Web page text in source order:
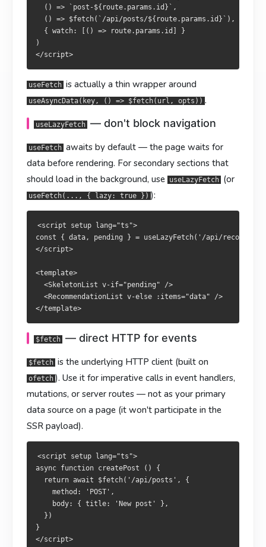
useLazyFetch —— 不阻塞导航
useFetch 默认
，整个页面要等数据就位才渲染。次要内容
可以用 useLazyFetch
台加载：
<script setup lang="ts">
</script>
<template>
  <SkeletonList v-if="pending" />
  <RecommendationList v-else :items="data" />
$fetch —— 事件中的直连 HTTP
$fetch 是底层 HTTP 客户端（基于 ofetch ），用来在事件处理
器、提交动作、服务端路由里做命令式调用。
据源 —— 它不参与 SSR payload。
<script setup lang="ts">
async function createPost () {
  return await $fetch('/api/posts', {
    method: 'POST',
    body: { title: '新文章' },
  })
重新拉取
const { data, refresh } = await useFetch('/api/posts')
async function addPost () {
await $fetch('/api/posts', { method: 'POST', body: {/* …
  await refresh()
useLazyFetch —— 不阻塞導航
useFetch 預設
，整頁需等資料就緒才渲染。次要內容可
useLazyFetch
入：
<script setup lang="ts">
</script>
<template>
  <SkeletonList v-if="pending" />
  <RecommendationList v-else :items="data" />
$fetch —— 事件中的直連 HTTP
$fetch 是底層 HTTP 客戶端（基於 ofetch ），用於事件處理
器、提交動作、伺服器路由中的命令式呼叫。
來源 —— 它不參與 SSR payload。
<script setup lang="ts">
async function createPost () {
  return await $fetch('/api/posts', {
    method: 'POST',
    body: { title: '新文章' },
  })
重新請求
const { data, refresh } = await useFetch('/api/posts')
async function addPost () {
await $fetch('/api/posts', { method: 'POST', body: {/* …
  await refresh()
  () => `post-${route.params.id}`,
  () => $fetch(`/api/posts/${route.params.id}`),
  { watch: [() => route.params.id] }
)
useFetch is actually a thin wrapper around
useAsyncData(key, () => $fetch(url, opts)) .
useLazyFetch — don't block navigation
useFetch awaits by default — the page waits for
data before rendering. For secondary sections that
should load in the background, use useLazyFetch (or
useFetch(..., { lazy: true }) ):
<script setup lang="ts">
const { data, pending } = useLazyFetch('/api/
</script>
<template>
  <SkeletonList v-if="pending" />
  <RecommendationList v-else :items="data" />
$fetch — direct HTTP for events
$fetch is the underlying HTTP client (built on
ofetch ). Use it for imperative calls in event handlers,
mutations, or server routes — not as your primary
data source on a page (it won't participate in the
SSR payload).
<script setup lang="ts">
async function createPost () {
  return await $fetch('/api/posts', {
    method: 'POST',
    body: { title: 'New post' },
  })
}